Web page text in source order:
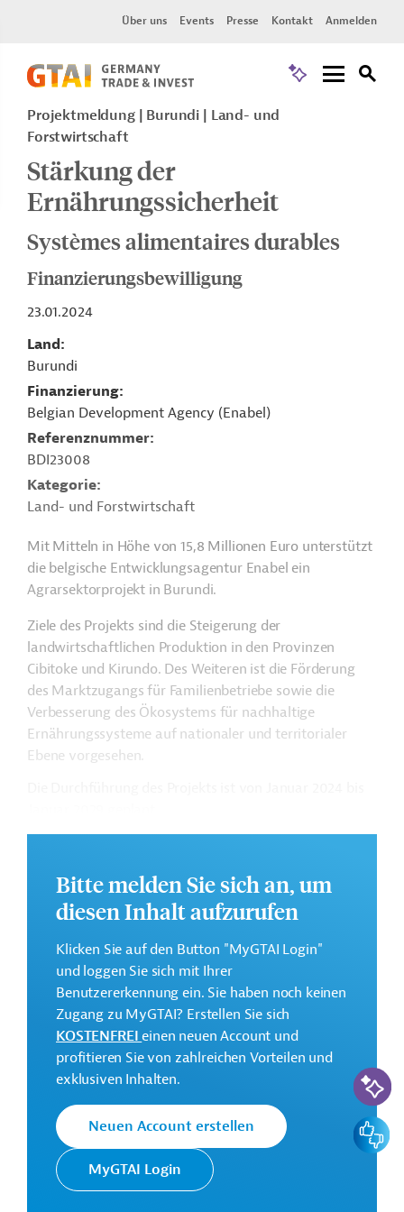
Über uns Events Presse Kontakt Anmelden
Projektmeldung Burundi
Land- und
Forstwirtschaft
Stärkung der
Ernährungssicherheit
Systèmes alimentaires durables
Finanzierungsbewilligung
23.01.2024
Land
Burundi
Finanzierung
Belgian Development Agency (Enabel)
Referenznummer
BDI23008
Kategorie
Land- und Forstwirtschaft
Mit Mitteln in Höhe von 15,8 Millionen Euro unterstützt
die belgische Entwicklungsagentur Enabel ein
Agrarsektorprojekt in Burundi.
Ziele des Projekts sind die Steigerung der
landwirtschaftlichen Produktion in den Provinzen
Cibitoke und Kirundo. Des Weiteren ist die Förderung
des Marktzugangs für Familienbetriebe sowie die
Verbesserung des Ökosystems für nachhaltige
Ernährungssysteme auf nationaler und territorialer
Ebene vorgesehen.
GTAI informiert über dieEnabel: Schwerpunkte,
Regularien und praktische Hinweise zur
Geschäftsanbahnung.
Geberbeitrag:
15,8 Millionen Euro
Kontaktadresse
Belgische
Enabel unterstützt die
Umsetzung von
Entwicklungsprojekten für
Bitte melden Sie sich an, um
diesen Inhalt aufzurufen
Klicken Sie auf den Button "MyGTAI Login"
und loggen Sie sich mit Ihrer
Benutzererkennung ein. Sie haben noch keinen
Zugang zu MyGTAI? Erstellen Sie sich
KOSTENFREIeinen neuen Account und
profitieren Sie von zahlreichen Vorteilen und
exklusiven Inhalten.
Neuen Account erstellen
MyGTAI Login
KI-